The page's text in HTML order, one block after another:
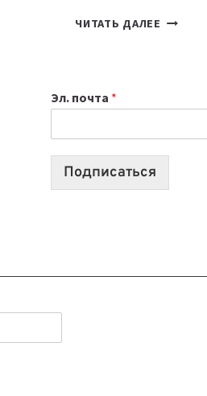
ЧИТАТЬ ДАЛЕЕ КАКОЙ
2026:
10
Эл. почта *
Подписаться